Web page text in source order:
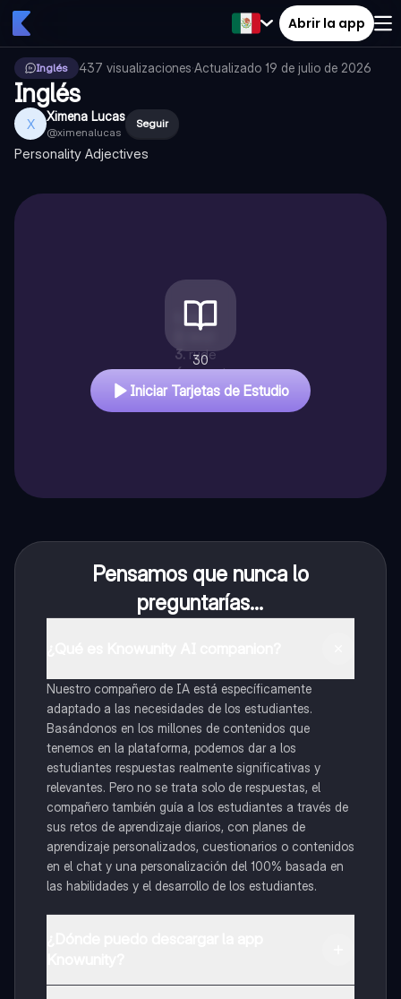
Abrir la app
Inglés 437 visualizaciones·Actualizado 19 de julio de 2026
Inglés
X Ximena Lucas
@ximenalucas
Seguir
Personality Adjectives
nice
kind
3. rude
4. sweet
30
Iniciar Tarjetas de Estudio
Pensamos que nunca lo
preguntarías...
Nuestro compañero de IA está específicamente
adaptado a las necesidades de los estudiantes.
Basándonos en los millones de contenidos que
tenemos en la plataforma, podemos dar a los
estudiantes respuestas realmente significativas y
relevantes. Pero no se trata solo de respuestas, el
compañero también guía a los estudiantes a través de
sus retos de aprendizaje diarios, con planes de
aprendizaje personalizados, cuestionarios o contenidos
en el chat y una personalización del 100% basada en
las habilidades y el desarrollo de los estudiantes.